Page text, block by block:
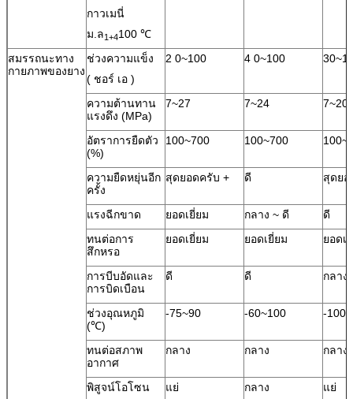
กาวเมนี่
ม.ล1+4100 ℃
สมรรถนะทาง
กายภาพของยาง
ช่วงความแข็ง
( ชอร์ เอ )
2 0~100 4 0~100
ความต้านทาน
แรงดึง (MPa)
7~27 7~24 7~20
อัตราการยืดตัว
(%)
100~700 100~700
ความยืดหยุ่นอีก
ครั้ง
สุดยอดครับ + ดี สุดยอ
แรงฉีกขาด ยอดเยี่ยม กลาง ~ ดี
ดี
ทนต่อการ
สึกหรอ
ยอดเยี่ยม ยอดเยี่ยม ยอดเ
การบีบอัดและ
การบิดเบือน
ดี ดี กลาง
ช่วงอุณหภูมิ
(℃)
-75~90 -60~100 -
ทนต่อสภาพ
อากาศ
กลาง กลาง กลาง
พิสูจน์โอโซน แย่ กลาง
แย่